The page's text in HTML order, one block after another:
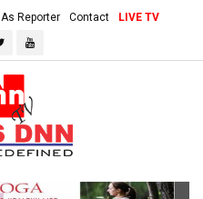
Reporter Contact LIVE TV